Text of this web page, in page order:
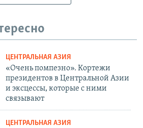
ЦЕНТРАЛЬНАЯ АЗИЯ
«Очень помпезно». Кортежи
президентов в Центральной Азии
и эксцессы, которые с ними
связывают
ЦЕНТРАЛЬНАЯ АЗИЯ